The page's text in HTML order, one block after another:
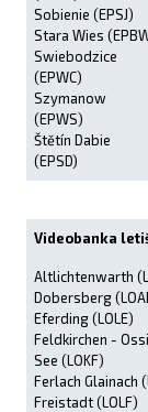
Sobienie (EPSJ)
Stara Wies
Swiebodzice
(EPWC)
Szymanow
(EPWS)
Štětín Dabie
(EPSD)
Videobanka
Altlichtenwarth
Dobersberg
Eferding (LOLE)
Feldkirchen -
See (LOKF)
Ferlach Glainach
Freistadt (LOLF)